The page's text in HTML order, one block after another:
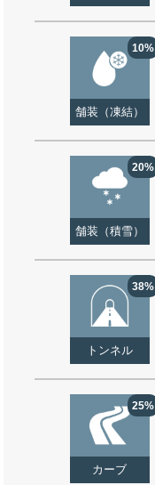
10%
舗装（凍結）
20%
舗装（積雪）
38%
トンネル
25%
カーブ